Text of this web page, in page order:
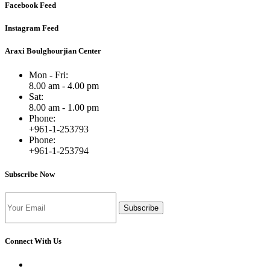
Facebook Feed
Instagram Feed
Araxi Boulghourjian Center
Mon - Fri:
8.00 am - 4.00 pm
Sat:
8.00 am - 1.00 pm
Phone:
+961-1-253793
Phone:
+961-1-253794
Subscribe Now
Subscribe
Connect With Us